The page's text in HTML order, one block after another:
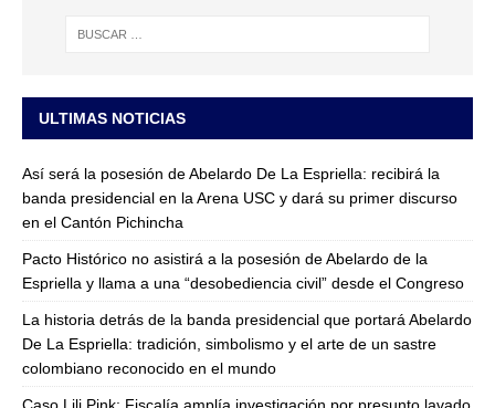
ULTIMAS NOTICIAS
Así será la posesión de Abelardo De La Espriella: recibirá la
banda presidencial en la Arena USC y dará su primer discurso
en el Cantón Pichincha
Pacto Histórico no asistirá a la posesión de Abelardo de la
Espriella y llama a una “desobediencia civil” desde el Congreso
La historia detrás de la banda presidencial que portará Abelardo
De La Espriella: tradición, simbolismo y el arte de un sastre
colombiano reconocido en el mundo